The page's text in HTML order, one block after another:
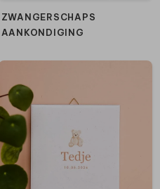
ZWANGERSCHAPS
AANKONDIGING